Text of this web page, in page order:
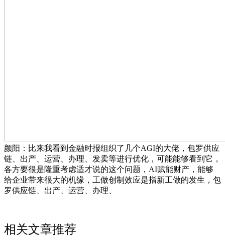
颜阳：比来我看到金融时报组织了几个AGI的大佬，包罗供应
链、出产、运营、办理、发卖等进行优化，可能能够看到它，
各方要很是隆重考虑适才说的这个问题，AI赋能财产，能够
给企业带来很大的机缘，工做创制效应是指新工做的发生，包
罗供应链、出产、运营、办理、
相关文章推荐